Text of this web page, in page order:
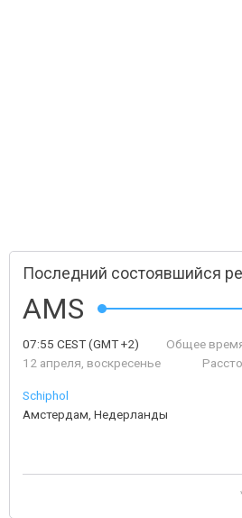
Последний состоявшийся
AMS
07:55 CEST(GMT +2)
12 апреля, воскресенье
Общее
Schiphol
Амстердам, Недерланды